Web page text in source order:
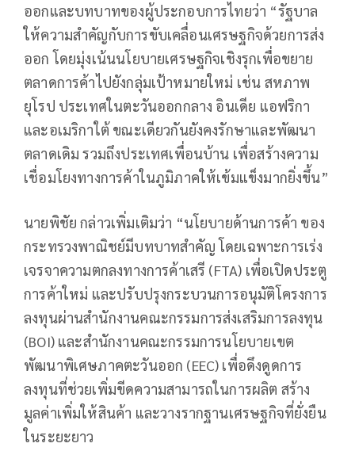
ออกและบทบาทของผู้ประกอบการไทยว่า “รัฐบาล
ให้ความสำคัญกับการขับเคลื่อนเศรษฐกิจด้วยการส่ง
ออก โดยมุ่งเน้นนโยบายเศรษฐกิจเชิงรุกเพื่อขยาย
ตลาดการค้าไปยังกลุ่มเป้าหมายใหม่ เช่น สหภาพ
ยุโรป ประเทศในตะวันออกกลาง อินเดีย แอฟริกา
และอเมริกาใต้ ขณะเดียวกันยังคงรักษาและพัฒนา
ตลาดเดิม รวมถึงประเทศเพื่อนบ้าน เพื่อสร้างความ
เชื่อมโยงทางการค้าในภูมิภาคให้เข้มแข็งมากยิ่งขึ้น”
นายพิชัย กล่าวเพิ่มเติมว่า “นโยบายด้านการค้า ของ
กระทรวงพาณิชย์มีบทบาทสำคัญ โดยเฉพาะการเร่ง
เจรจาความตกลงทางการค้าเสรี (FTA) เพื่อเปิดประตู
การค้าใหม่ และปรับปรุงกระบวนการอนุมัติโครงการ
ลงทุนผ่านสำนักงานคณะกรรมการส่งเสริมการลงทุน
(BOI) และสำนักงานคณะกรรมการนโยบายเขต
พัฒนาพิเศษภาคตะวันออก (EEC) เพื่อดึงดูดการ
ลงทุนที่ช่วยเพิ่มขีดความสามารถในการผลิต สร้าง
มูลค่าเพิ่มให้สินค้า และวางรากฐานเศรษฐกิจที่ยั่งยืน
ในระยะยาว